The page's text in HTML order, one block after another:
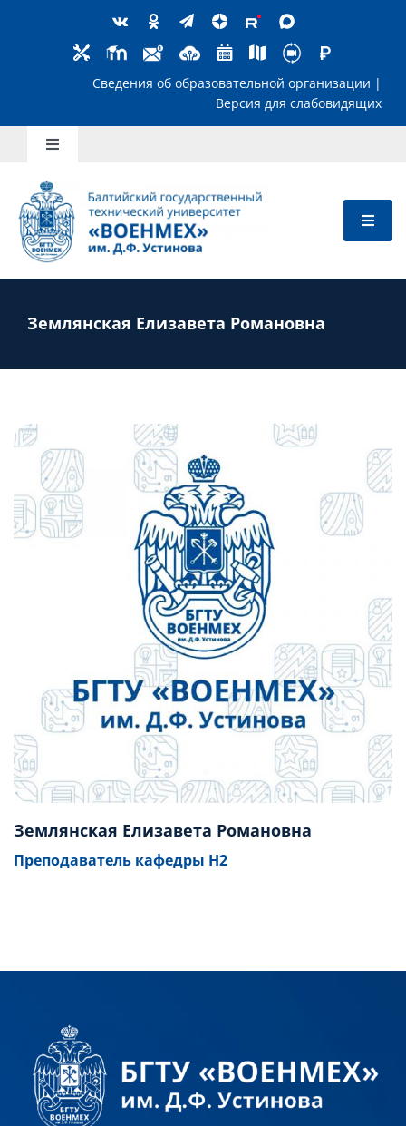
Сведения об образовательной
Toggle
Школьникам
Абитуриентам
Преподавателям
Слушателям
Партнерам
Землянская Елизавета Романовна
Землянская Елизавета Романовна
Преподаватель кафедры Н2